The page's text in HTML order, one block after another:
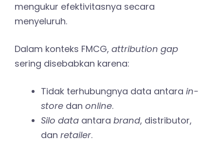
mengukur efektivitasnya secara
menyeluruh.
Dalam konteks FMCG, attribution gap
sering disebabkan karena:
Tidak terhubungnya data antara in-
store dan online.
Silo data antara brand, distributor,
dan retailer.